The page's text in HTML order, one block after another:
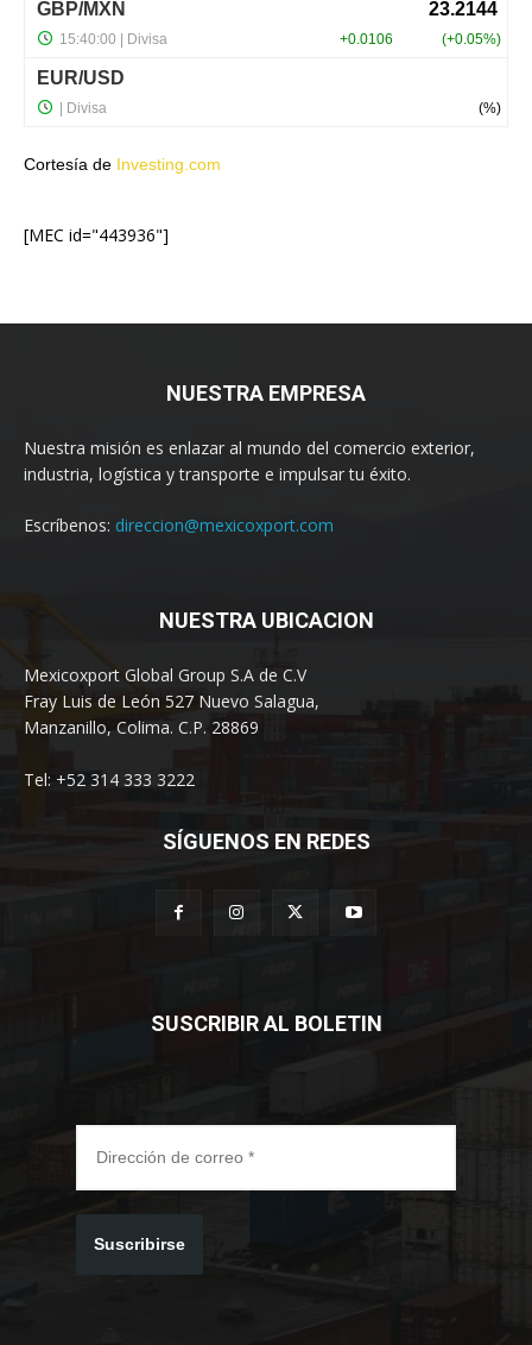
Cortesía de Investing.com
[MEC id="443936"]
NUESTRA EMPRESA
Nuestra misión es enlazar al mundo del comercio exterior,
industria, logística y transporte e impulsar tu éxito.
Escríbenos: direccion@mexicoxport.com
NUESTRA UBICACION
Mexicoxport Global Group S.A de C.V
Fray Luis de León 527 Nuevo Salagua,
Manzanillo, Colima. C.P. 28869
Tel: +52 314 333 3222
SÍGUENOS EN REDES
SUSCRIBIR AL BOLETIN
Suscribirse